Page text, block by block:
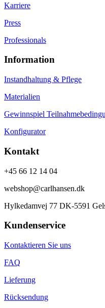
Karriere
Press
Professionals
Information
Instandhaltung & Pflege
Materialien
Gewinnspiel
Konfigurator
Kontakt
+45 66 12 14 04
webshop@carlhansen.dk
Hylkedamvej 77 DK-5591
Kundenservice
Kontaktieren Sie uns
FAQ
Lieferung
Rücksendung